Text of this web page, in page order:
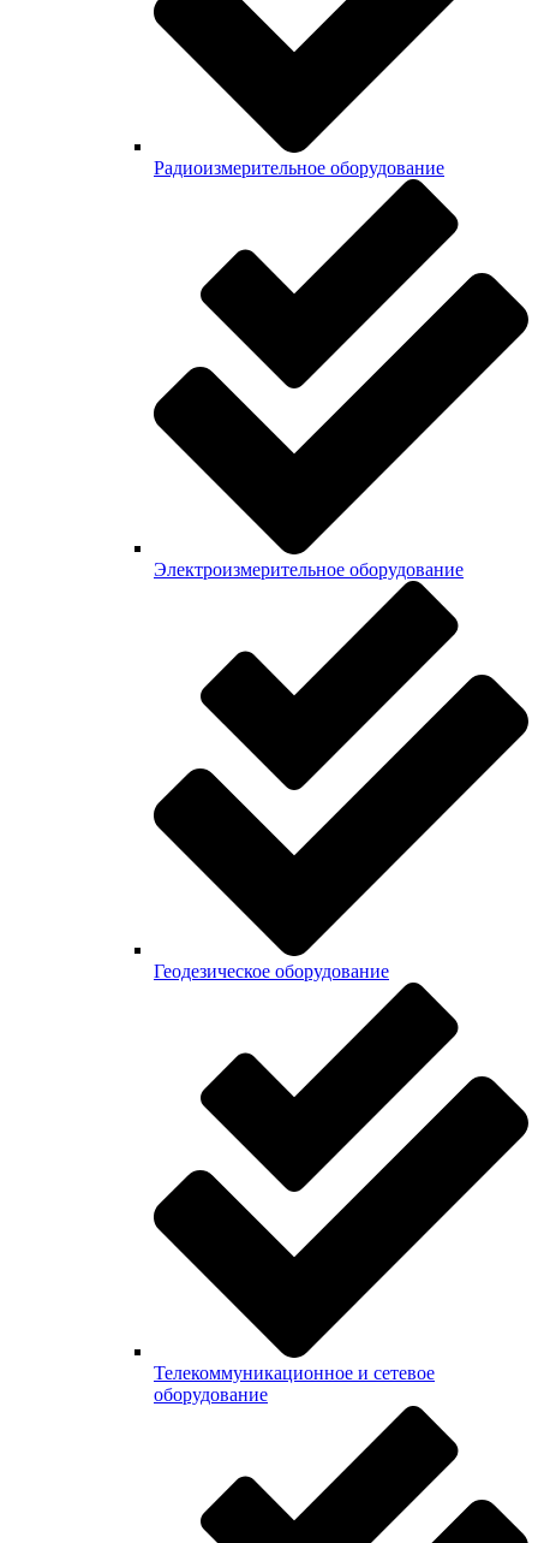
Радиоизмерительное оборудование
Электроизмерительное оборудование
Геодезическое оборудование
Телекоммуникационное и сетевое
оборудование